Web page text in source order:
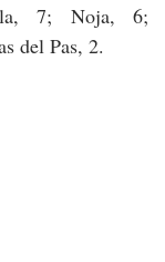
7; Noja, 6;
del Pas, 2.